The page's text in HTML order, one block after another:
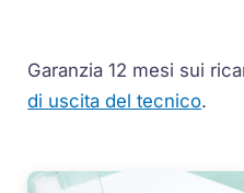
Garanzia 12 mesi sui
di uscita del tecnico.